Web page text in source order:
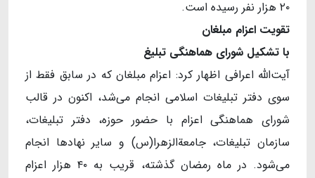
۲۰ هزار نفر رسیده است.
تقویت اعزام مبلغان
با تشکیل شورای هماهنگی تبلیغ
آیت‌الله اعرافی اظهار کرد: اعزام مبلغان که در سابق فقط از
سوی دفتر تبلیغات اسلامی انجام می‌شد، اکنون در قالب
شورای هماهنگی اعزام با حضور حوزه، دفتر تبلیغات،
سازمان تبلیغات، جامعة‌الزهرا(س) و سایر نهادها انجام
می‌شود. در ماه رمضان گذشته، قریب به ۴۰ هزار اعزام